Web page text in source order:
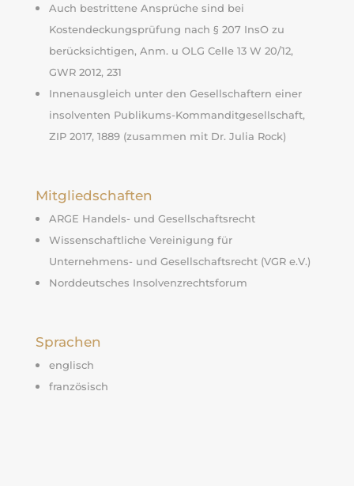
Auch bestrittene Ansprüche sind bei
Kostendeckungsprüfung nach § 207 InsO zu
berücksichtigen, Anm. u OLG Celle 13 W 20/12,
GWR 2012, 231
Innenausgleich unter den Gesellschaftern einer
insolventen Publikums-Kommanditgesellschaft,
ZIP 2017, 1889 (zusammen mit Dr. Julia Rock)
Mitgliedschaften
ARGE Handels- und Gesellschaftsrecht
Wissenschaftliche Vereinigung für
Unternehmens- und Gesellschaftsrecht (VGR e.V.)
Norddeutsches Insolvenzrechtsforum
Sprachen
englisch
französisch